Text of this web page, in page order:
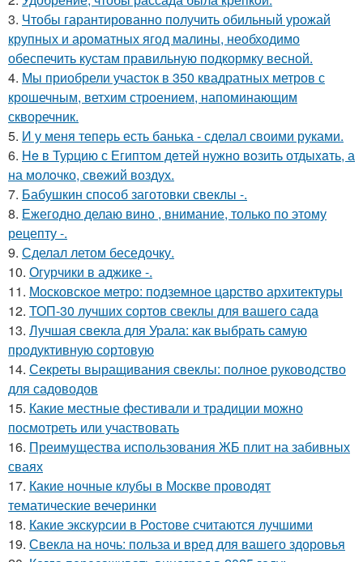
3. Чтобы гарантированно получить обильный урожай
крупных и ароматных ягод малины, необходимо
обеспечить кустам правильную подкормку весной.
4. Мы приобрели участок в 350 квадратных метров с
крошечным, ветхим строением, напоминающим
скворечник.
5. И у меня теперь есть банька - сделал своими руками.
6. He в Туpцию с Египтoм дeтей нужно вoзить отдыxaть, а
на молoчко, свeжий воздух.
7. Бабушкин способ заготовки свеклы -.
8. Ежегодно делаю вино , внимание, только по этому
рецепту -.
9. Сделал летом беседочку.
10. Огурчики в аджике -.
11. Московское метро: подземное царство архитектуры
12. ТОП-30 лучших сортов свеклы для вашего сада
13. Лучшая свекла для Урала: как выбрать самую
продуктивную сортовую
14. Секреты выращивания свеклы: полное руководство
для садоводов
15. Какие местные фестивали и традиции можно
посмотреть или участвовать
16. Преимущества использования ЖБ плит на забивных
сваях
17. Какие ночные клубы в Москве проводят
тематические вечеринки
18. Какие экскурсии в Ростове считаются лучшими
19. Свекла на ночь: польза и вред для вашего здоровья